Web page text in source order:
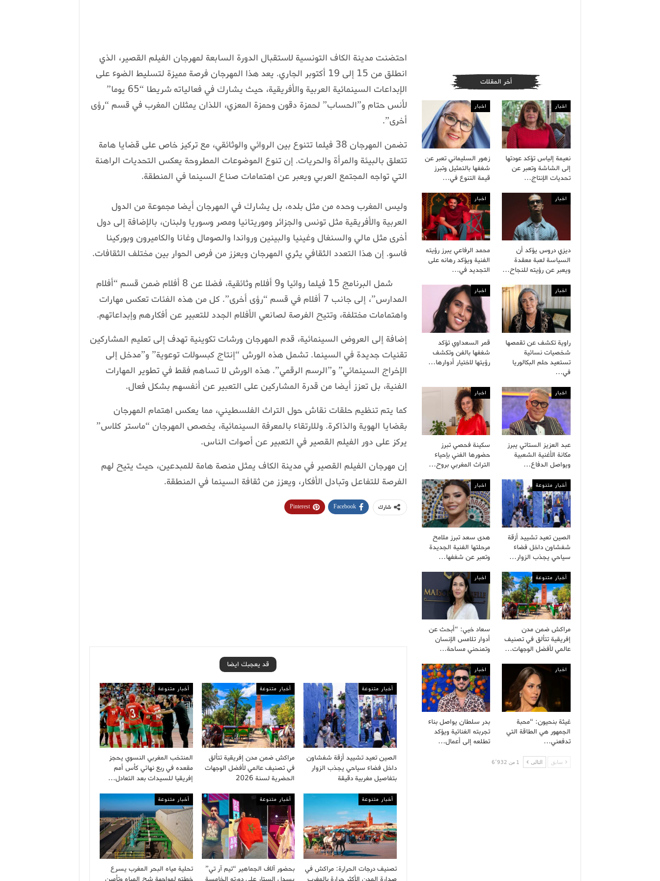
احتضنت مدينة الكاف التونسية لاستقبال الدورة السابعة لمهرجان الفيلم القصير، الذي
انطلق من 15 إلى 19 أكتوبر الجاري. يعد هذا المهرجان فرصة مميزة لتسليط الضوء على
الإبداعات السينمائية العربية والأفريقية، حيث يشارك في فعالياته شريطا “65 يوما”
لأنس حتام و”الحساب” لحمزة دقون وحمزة المعزي، اللذان يمثلان المغرب في قسم “رؤى
أخرى”.
تضمن المهرجان 38 فيلما تتنوع بين الروائي والوثائقي، مع تركيز خاص على قضايا هامة
تتعلق بالبيئة والمرأة والحريات. إن تنوع الموضوعات المطروحة يعكس التحديات الراهنة
التي تواجه المجتمع العربي ويعبر عن اهتمامات صناع السينما في المنطقة.
وليس المغرب وحده من مثل بلده، بل يشارك في المهرجان أيضا مجموعة من الدول
العربية والأفريقية مثل تونس والجزائر وموريتانيا ومصر وسوريا ولبنان، بالإضافة إلى دول
أخرى مثل مالي والسنغال وغينيا والبينين ورواندا والصومال وغانا والكاميرون وبوركينا
فاسو. إن هذا التعدد الثقافي يثري المهرجان ويعزز من فرص الحوار بين مختلف الثقافات.
شمل البرنامج 15 فيلما روائيا و9 أفلام وثائقية، فضلا عن 8 أفلام ضمن قسم “أفلام
المدارس”، إلى جانب 7 أفلام في قسم “رؤى أخرى”. كل من هذه الفئات تعكس مهارات
واهتمامات مختلفة، وتتيح الفرصة لصانعي الأفلام الجدد للتعبير عن أفكارهم وإبداعاتهم.
إضافة إلى العروض السينمائية، قدم المهرجان ورشات تكوينية تهدف إلى تعليم المشاركين
تقنيات جديدة في السينما. تشمل هذه الورش “إنتاج كبسولات توعوية” و”مدخل إلى
الإخراج السينمائي” و”الرسم الرقمي”. هذه الورش لا تساهم فقط في تطوير المهارات
الفنية، بل تعزز أيضا من قدرة المشاركين على التعبير عن أنفسهم بشكل فعال.
كما يتم تنظيم حلقات نقاش حول التراث الفلسطيني، مما يعكس اهتمام المهرجان
بقضايا الهوية والذاكرة. وللارتقاء بالمعرفة السينمائية، يخصص المهرجان “ماستر كلاس”
يركز على دور الفيلم القصير في التعبير عن أصوات الناس.
إن مهرجان الفيلم القصير في مدينة الكاف يمثل منصة هامة للمبدعين، حيث يتيح لهم
الفرصة للتفاعل وتبادل الأفكار، ويعزز من ثقافة السينما في المنطقة.
شارك Facebook
Pinterest
قد يعجبك ايضا
أخبار متنوعة
الصين تعيد تشييد أزقة شفشاون
داخل فضاء سياحي يجذب الزوار
بتفاصيل مغربية دقيقة
أخبار متنوعة
مراكش ضمن مدن إفريقية تتألق
في تصنيف عالمي لأفضل الوجهات
الحضرية لسنة 2026
أخبار متنوعة
المنتخب المغربي النسوي يحجز
مقعده في ربع نهائي كأس أمم
إفريقيا للسيدات بعد التعادل…
أخبار متنوعة
تصنيف درجات الحرارة: مراكش في
أخبار متنوعة
بحضور آلاف الجماهير “تيم آر تي”
أخبار متنوعة
تحلية مياه البحر المغرب يسرع
أخر المقلات
اخبار
نعيمة إلياس تؤكد عودتها
إلى الشاشة وتعبر عن
تحديات الإنتاج…
اخبار
زهور السليماني تعبر عن
شغفها بالتمثيل وتبرز
قيمة التنوع في…
اخبار
ديزي دروس يؤكد أن
السياسة لعبة معقدة
ويعبر عن رؤيته للنجاح…
اخبار
محمد الرفاعي يبرز رؤيته
الفنية ويؤكد رهانه على
التجديد في…
اخبار
راوية تكشف عن تقمصها
شخصيات نسائية
تستعيد حلم البكالوريا
في…
اخبار
قمر السعداوي تؤكد
شغفها بالفن وتكشف
رؤيتها لاختيار أدوارها…
اخبار
عبد العزيز الستاتي يبرز
مكانة الأغنية الشعبية
ويواصل الدفاع…
اخبار
سكينة فحصي تبرز
حضورها الفني بإحياء
التراث المغربي بروح…
أخبار متنوعة
الصين تعيد تشييد أزقة
شفشاون داخل فضاء
سياحي يجذب الزوار…
اخبار
هدى سعد تبرز ملامح
مرحلتها الفنية الجديدة
وتعبر عن شغفها…
أخبار متنوعة
مراكش ضمن مدن
إفريقية تتألق في تصنيف
عالمي لأفضل الوجهات…
اخبار
سعاد خيي: “أبحث عن
أدوار تلامس الإنسان
وتمنحني مساحة…
اخبار
غيثة بنحيون: “محبة
الجمهور هي الطاقة التي
تدفعني…
اخبار
بدر سلطان يواصل بناء
تجربته الغنائية ويؤكد
تطلعه إلى أعمال…
سابق التالى 1 من 6٬932